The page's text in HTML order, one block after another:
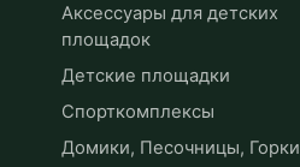
Аксессуары для детских
площадок
Детские площадки
Спорткомплексы
Домики, Песочницы, Горки